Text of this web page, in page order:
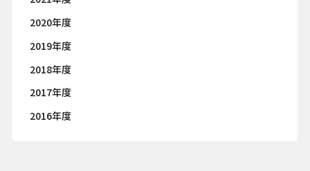
2020年度
2019年度
2018年度
2017年度
2016年度